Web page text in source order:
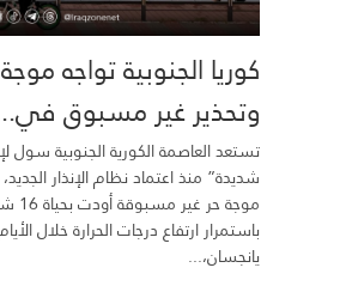
وتحذير غير مسبوق
تستعد العاصمة الكورية الجنوبية سول
شديدة” منذ اعتماد نظام الإنذار
باستمرار ارتفاع درجات الحرارة خلال
يانجسان،...